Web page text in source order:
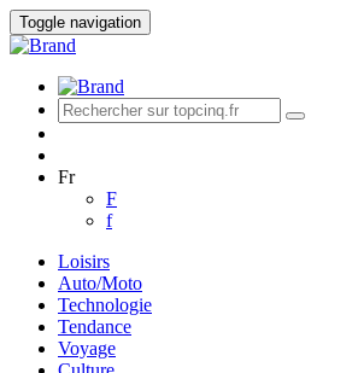
Toggle navigation
Fr
F
f
Loisirs
Auto/Moto
Technologie
Tendance
Voyage